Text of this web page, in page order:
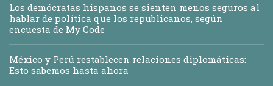
Los demócratas hispanos se sienten menos seguros al
hablar de política que los republicanos, según
encuesta de My Code
México y Perú restablecen relaciones diplomáticas:
Esto sabemos hasta ahora